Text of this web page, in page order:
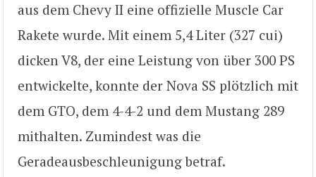
aus dem Chevy II eine offizielle Muscle Car
Rakete wurde. Mit einem 5,4 Liter (327 cui)
dicken V8, der eine Leistung von über 300 PS
entwickelte, konnte der Nova SS plötzlich mit
dem GTO, dem 4-4-2 und dem Mustang 289
mithalten. Zumindest was die
Geradeausbeschleunigung betraf.